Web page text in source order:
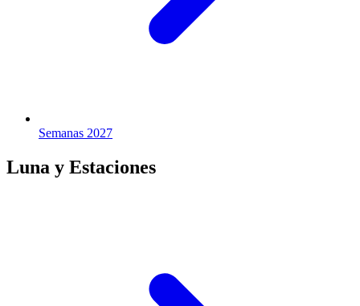
Semanas 2027
Luna y Estaciones